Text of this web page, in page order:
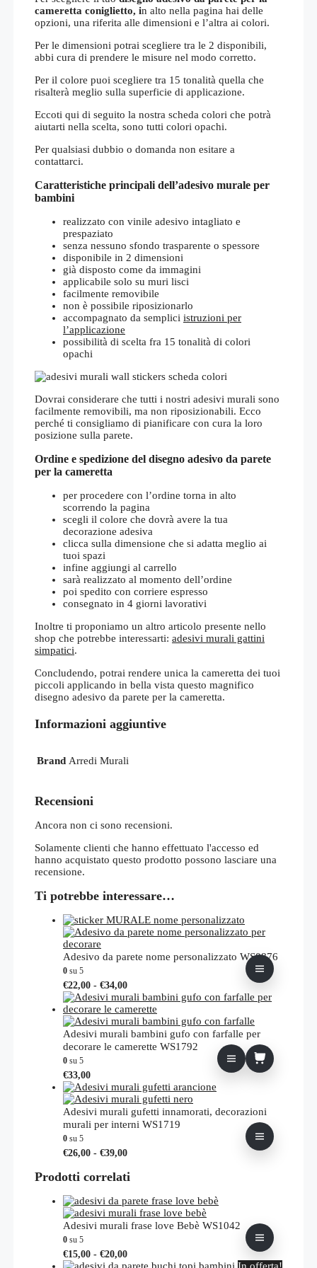
cameretta coniglietto, in alto nella pagina hai delle
opzioni, una riferita alle dimensioni e l’altra ai colori.
Per le dimensioni potrai scegliere tra le 2 disponibili,
abbi cura di prendere le misure nel modo corretto.
Per il colore puoi scegliere tra 15 tonalità quella che
risalterà meglio sulla superficie di applicazione.
Eccoti qui di seguito la nostra scheda colori che potrà
aiutarti nella scelta, sono tutti colori opachi.
Per qualsiasi dubbio o domanda non esitare a
contattarci.
Caratteristiche principali dell’adesivo murale per
bambini
realizzato con vinile adesivo intagliato e
prespaziato
senza nessuno sfondo trasparente o spessore
disponibile in 2 dimensioni
già disposto come da immagini
applicabile solo su muri lisci
facilmente removibile
non è possibile riposizionarlo
accompagnato da semplici istruzioni per
l’applicazione
possibilità di scelta fra 15 tonalità di colori
opachi
Dovrai considerare che tutti i nostri adesivi murali sono
facilmente removibili, ma non riposizionabili. Ecco
perché ti consigliamo di pianificare con cura la loro
posizione sulla parete.
Ordine e spedizione del disegno adesivo da parete
per la cameretta
per procedere con l’ordine torna in alto
scorrendo la pagina
scegli il colore che dovrà avere la tua
decorazione adesiva
clicca sulla dimensione che si adatta meglio ai
tuoi spazi
infine aggiungi al carrello
sarà realizzato al momento dell’ordine
poi spedito con corriere espresso
consegnato in 4 giorni lavorativi
Inoltre ti proponiamo un altro articolo presente nello
shop che potrebbe interessarti: adesivi murali gattini
simpatici.
Concludendo, potrai rendere unica la cameretta dei tuoi
piccoli applicando in bella vista questo magnifico
disegno adesivo da parete per la cameretta.
Informazioni aggiuntive
Brand Arredi Murali
Recensioni
Ancora non ci sono recensioni.
Solamente clienti che hanno effettuato l'accesso ed
hanno acquistato questo prodotto possono lasciare una
recensione.
Ti potrebbe interessare…
Adesivo da parete nome personalizzato WS0876
0 su 5
€22,00 - €34,00Fascia
di
prezzo:
da
€22,00
a
€34,00
Questo
prodotto
ha
più
varianti.
Le
scelte
nella
pagina
del
Adesivi murali bambini gufo con farfalle per
decorare le camerette WS1792
0 su 5
€33,00
Adesivi murali gufetti innamorati, decorazioni
murali per interni WS1719
0 su 5
€26,00 - €39,00Fascia
prezzo:
€26,00
a
€39,00
Questo
ha
varianti.
Le
opzioni
Prodotti correlati
Adesivi murali frase love Bebè WS1042
0 su 5
€15,00 - €20,00Fascia
di
Questo
prodotto
In offerta!